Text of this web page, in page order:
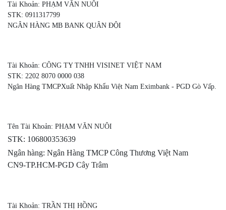
Tài Khoản: PHẠM VĂN NUÔI
STK: 0911317799
NGÂN HÀNG MB BANK QUÂN ĐỘI
Tài Khoản: CÔNG TY TNHH VISINET VIỆT NAM
STK: 2202 8070 0000 038
Ngân Hàng TMCPXuất Nhập Khẩu Việt Nam Eximbank - PGD Gò Vấp.
Tên Tài Khoản: PHẠM VĂN NUÔI
STK: 106800353639
Ngân hàng: Ngân Hàng TMCP Công Thương Việt Nam
CN9-TP.HCM-PGD Cây Trâm
Tài Khoản: TRẦN THỊ HỒNG